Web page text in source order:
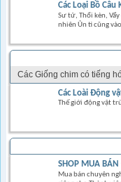
Các Loại Bồ Câu
Sư tử, Thổi kèn,
nhiên Ủn tì cũng
Các Giống chim có tiếng
Các Loài Động
Thế giới động vật
SHOP MUA BÁN
Mua bán chuyên